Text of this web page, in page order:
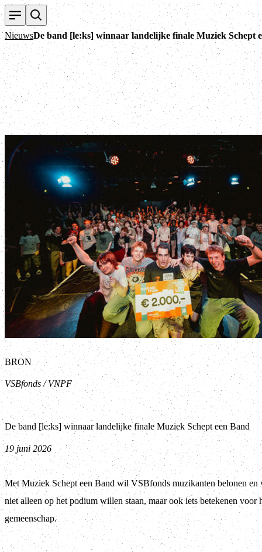
NieuwsDe band [le:ks] winnaar landelijke finale Muziek Schept
BRON
VSBfonds / VNPF
De band [le:ks] winnaar landelijke finale Muziek Schept een Band
19 juni 2026
Met Muziek Schept een Band wil VSBfonds muzikanten belonen en
niet alleen op het podium willen staan, maar ook iets betekenen voor
gemeenschap.